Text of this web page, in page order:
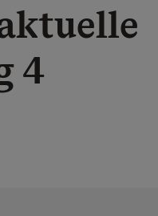
4